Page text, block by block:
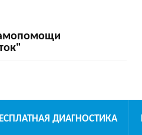
ДИАГНОСТИКА